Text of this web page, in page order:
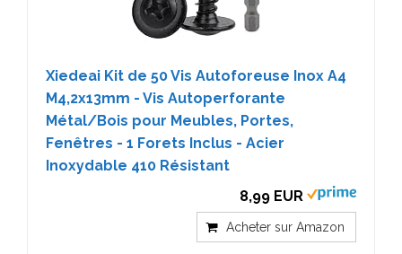
Xiedeai Kit de 50 Vis Autoforeuse Inox A4
M4,2x13mm - Vis Autoperforante
Métal/Bois pour Meubles, Portes,
Fenêtres - 1 Forets Inclus - Acier
Inoxydable 410 Résistant
8,99 EUR
Acheter sur Amazon